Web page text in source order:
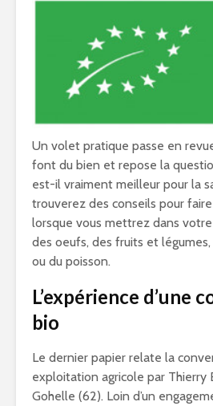
Un volet pratique passe en
font du bien et repose la
est-il vraiment meilleur pour la
trouverez des conseils pour
lorsque vous mettrez dans
des oeufs, des fruits et
ou du poisson.
L’expérience d’une
bio
Le dernier papier relate la
exploitation agricole par Thierry
Gohelle (62). Loin d’un